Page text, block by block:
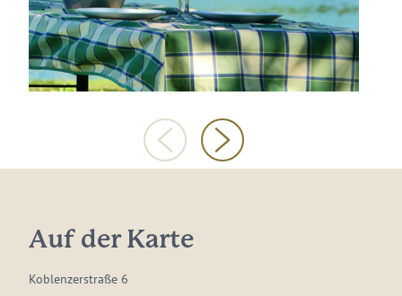
Auf der Karte
Koblenzerstraße 6